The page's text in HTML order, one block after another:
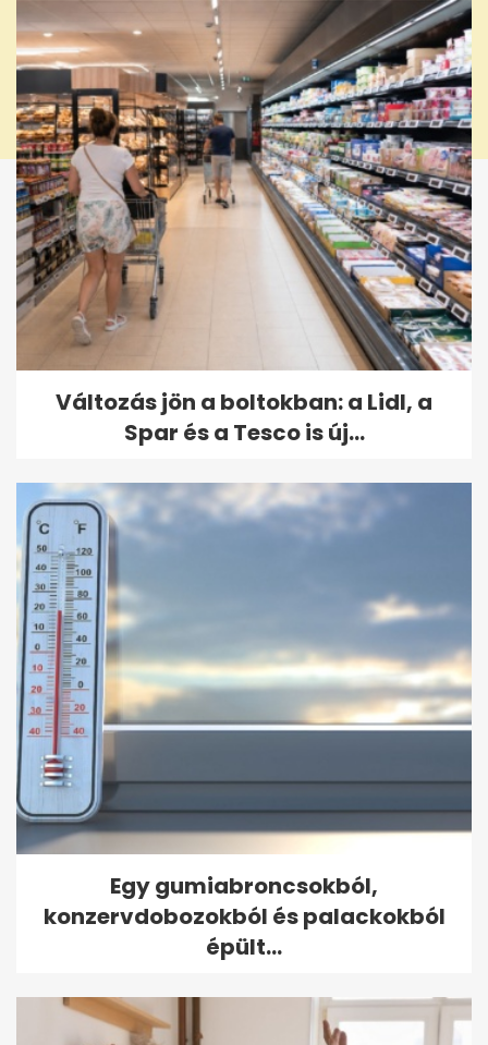
Változás jön a boltokban: a Lidl, a
Spar és a Tesco is új...
Egy gumiabroncsokból,
konzervdobozokból és palackokból
épült...